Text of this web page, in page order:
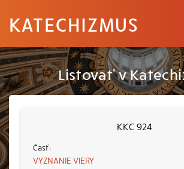
KATECHIZMUS
Listovať v
KKC 924
VYZNANIE VIERY